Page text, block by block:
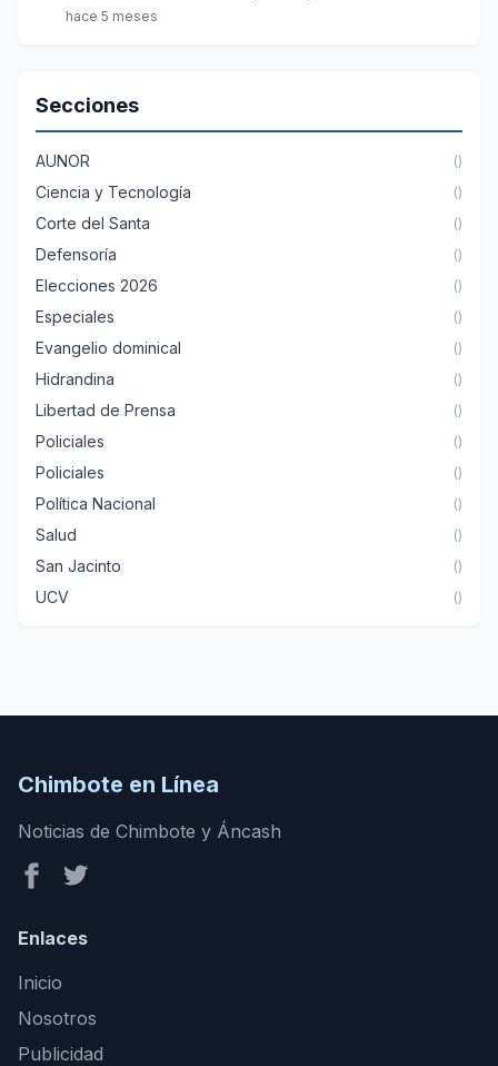
hace 5 meses
Secciones
AUNOR ()
Ciencia y Tecnología ()
Corte del Santa ()
Defensoría ()
Elecciones 2026 ()
Especiales ()
Evangelio dominical ()
Hidrandina ()
Libertad de Prensa ()
Policiales ()
Policiales ()
Política Nacional ()
Salud ()
San Jacinto ()
UCV ()
Chimbote en Línea
Noticias de Chimbote y Áncash
Enlaces
Inicio
Nosotros
Publicidad